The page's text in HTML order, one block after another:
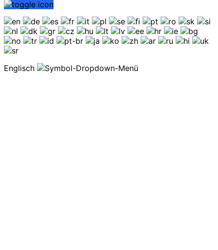
Englisch